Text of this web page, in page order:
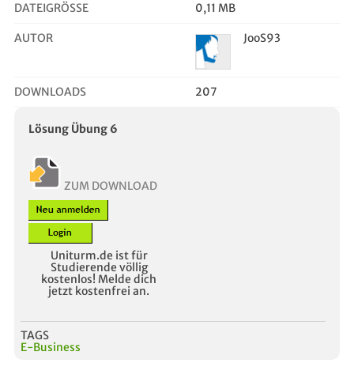
DATEIGRÖSSE 0,11 MB
AUTOR JooS93
DOWNLOADS 207
Lösung Übung 6
ZUM DOWNLOAD
Uniturm.de ist für
Studierende völlig
kostenlos! Melde dich
jetzt kostenfrei an.
TAGS
E-Business